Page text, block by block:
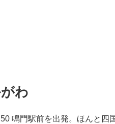
わ
鳴門駅前を出発。ほんと四